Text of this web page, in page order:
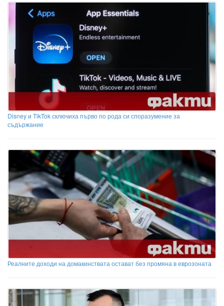
Disney и TikTok сключиха първо по рода си споразумение за
съдържание
Реалните доходи на домакинствата остават без промяна в еврозоната